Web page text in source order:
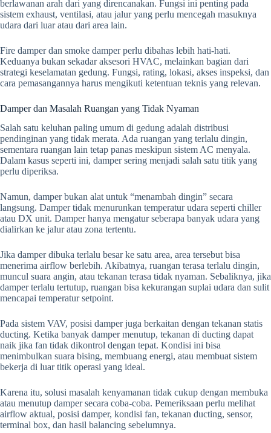
berlawanan arah dari yang direncanakan. Fungsi ini penting pada
sistem exhaust, ventilasi, atau jalur yang perlu mencegah masuknya
udara dari luar atau dari area lain.
Fire damper dan smoke damper perlu dibahas lebih hati-hati.
Keduanya bukan sekadar aksesori HVAC, melainkan bagian dari
strategi keselamatan gedung. Fungsi, rating, lokasi, akses inspeksi, dan
cara pemasangannya harus mengikuti ketentuan teknis yang relevan.
Damper dan Masalah Ruangan yang Tidak Nyaman
Salah satu keluhan paling umum di gedung adalah distribusi
pendinginan yang tidak merata. Ada ruangan yang terlalu dingin,
sementara ruangan lain tetap panas meskipun sistem AC menyala.
Dalam kasus seperti ini, damper sering menjadi salah satu titik yang
perlu diperiksa.
Namun, damper bukan alat untuk “menambah dingin” secara
langsung. Damper tidak menurunkan temperatur udara seperti chiller
atau DX unit. Damper hanya mengatur seberapa banyak udara yang
dialirkan ke jalur atau zona tertentu.
Jika damper dibuka terlalu besar ke satu area, area tersebut bisa
menerima airflow berlebih. Akibatnya, ruangan terasa terlalu dingin,
muncul suara angin, atau tekanan terasa tidak nyaman. Sebaliknya, jika
damper terlalu tertutup, ruangan bisa kekurangan suplai udara dan sulit
mencapai temperatur setpoint.
Pada sistem VAV, posisi damper juga berkaitan dengan tekanan statis
ducting. Ketika banyak damper menutup, tekanan di ducting dapat
naik jika fan tidak dikontrol dengan tepat. Kondisi ini bisa
menimbulkan suara bising, membuang energi, atau membuat sistem
bekerja di luar titik operasi yang ideal.
Karena itu, solusi masalah kenyamanan tidak cukup dengan membuka
atau menutup damper secara coba-coba. Pemeriksaan perlu melihat
airflow aktual, posisi damper, kondisi fan, tekanan ducting, sensor,
terminal box, dan hasil balancing sebelumnya.